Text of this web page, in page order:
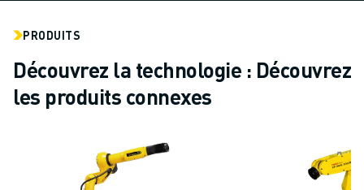
PRODUITS
Découvrez la technologie : Découvrez
les produits connexes